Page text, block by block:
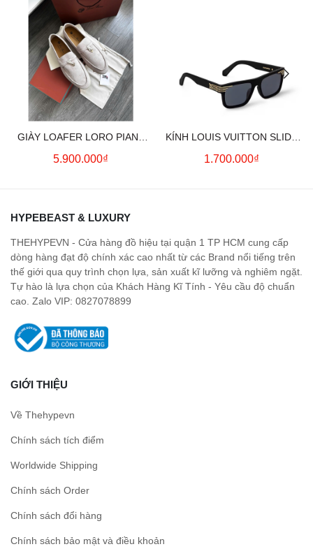
GIÀY LOAFER LORO PIANA
SUMMER CHARMS (CREAM)
5.900.000₫
KÍNH LOUIS VUITTON SLIDE
SQUARE SUNGLASSES
1.700.000₫
HYPEBEAST & LUXURY
THEHYPEVN - Cửa hàng đồ hiệu tại quận 1 TP HCM cung cấp
dòng hàng đạt độ chính xác cao nhất từ các Brand nổi tiếng trên
thế giới qua quy trình chọn lựa, sản xuất kĩ lưỡng và nghiêm ngặt.
Tự hào là lựa chọn của Khách Hàng Kĩ Tính - Yêu cầu độ chuẩn
cao. Zalo VIP: 0827078899
GIỚI THIỆU
Về Thehypevn
Chính sách tích điểm
Worldwide Shipping
Chính sách Order
Chính sách đổi hàng
Chính sách bảo mật và điều khoản